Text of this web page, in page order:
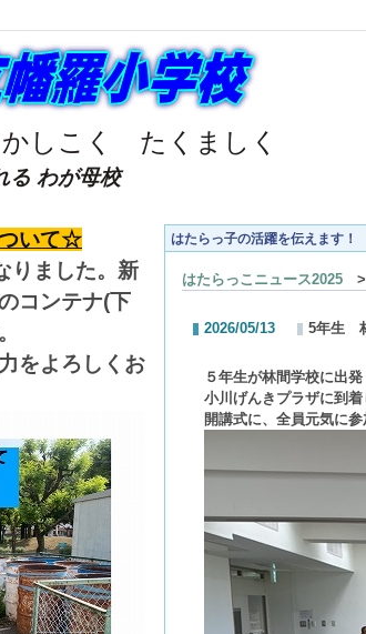
かしこく たくましく
る わが母校
いて☆
りました。新
コンテナ(下
をよろしくお
はたらっ子の活躍を伝えます！
はたらっこニュース2025
2026/05/13 5年生
５年生が林間学校に出発
小川げんきプラザに到着
開講式に、全員元気に